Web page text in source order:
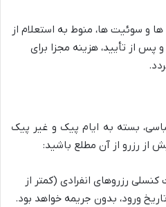
و سوئیت ها، منوط به استعلام از
از تأیید، هزینه مجزا برای
بسته به ایام پیک و غیر پیک
رزرو از آن مطلع باشید:
رزروهای انفرادی (کمتر از
قبل از تاریخ ورود، بدون جریمه خواهد بود.